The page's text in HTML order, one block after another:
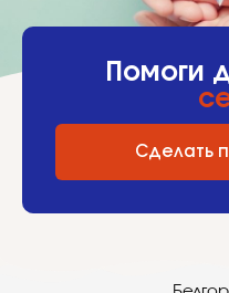
Помоги
Сделать